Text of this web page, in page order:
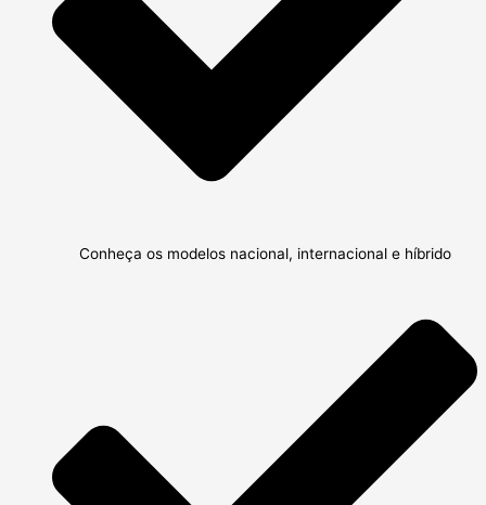
Conheça os modelos nacional, internacional e híbrido